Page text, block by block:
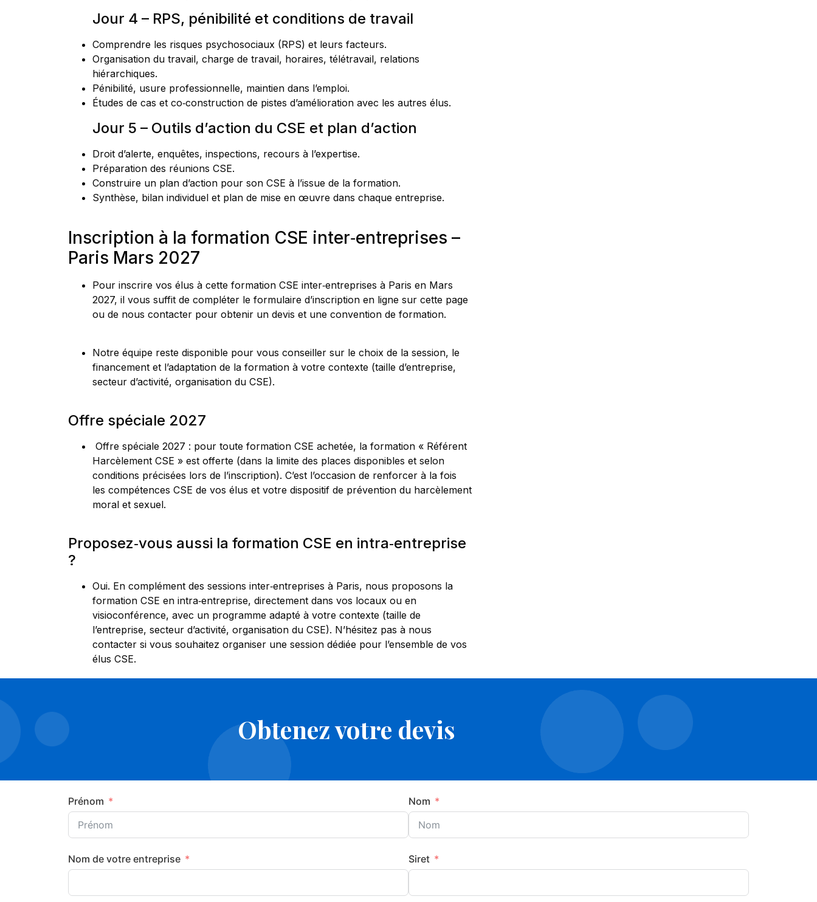
Jour 4 – RPS, pénibilité et conditions de travail
Comprendre les risques psychosociaux (RPS) et leurs facteurs.
Organisation du travail, charge de travail, horaires, télétravail, relations
hiérarchiques.
Pénibilité, usure professionnelle, maintien dans l’emploi.
Études de cas et co‑construction de pistes d’amélioration avec les autres élus.
Jour 5 – Outils d’action du CSE et plan d’action
Droit d’alerte, enquêtes, inspections, recours à l’expertise.
Préparation des réunions CSE.
Construire un plan d’action pour son CSE à l’issue de la formation.
Synthèse, bilan individuel et plan de mise en œuvre dans chaque entreprise.
Inscription à la formation CSE inter‑entreprises –
Paris Mars 2027
Pour inscrire vos élus à cette formation CSE inter‑entreprises à Paris en Mars
2027, il vous suffit de compléter le formulaire d’inscription en ligne sur cette page
ou de nous contacter pour obtenir un devis et une convention de formation.
Notre équipe reste disponible pour vous conseiller sur le choix de la session, le
financement et l’adaptation de la formation à votre contexte (taille d’entreprise,
secteur d’activité, organisation du CSE).
Offre spéciale 2027
Offre spéciale 2027 : pour toute formation CSE achetée, la formation « Référent
Harcèlement CSE » est offerte (dans la limite des places disponibles et selon
conditions précisées lors de l’inscription). C’est l’occasion de renforcer à la fois
les compétences CSE de vos élus et votre dispositif de prévention du harcèlement
moral et sexuel.
Proposez‑vous aussi la formation CSE en intra‑entreprise
?
Oui. En complément des sessions inter‑entreprises à Paris, nous proposons la
formation CSE en intra‑entreprise, directement dans vos locaux ou en
visioconférence, avec un programme adapté à votre contexte (taille de
l’entreprise, secteur d’activité, organisation du CSE). N’hésitez pas à nous
contacter si vous souhaitez organiser une session dédiée pour l’ensemble de vos
élus CSE.
Obtenez votre devis
Prénom Nom
Nom de votre entreprise Siret